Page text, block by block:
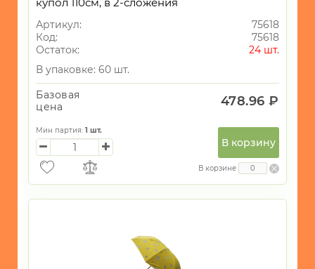
Артикул:
75618
Код:
75618
Остаток:
24 шт.
В упаковке: 60 шт.
Базовая
цена
478.96 ₽
Мин партия: 1 шт.
В корзину
В корзине